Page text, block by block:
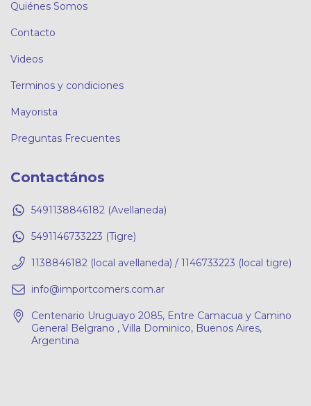
Quiénes Somos
Contacto
Videos
Terminos y condiciones
Mayorista
Preguntas Frecuentes
Contactános
5491138846182 (Avellaneda)
5491146733223 (Tigre)
1138846182 (local avellaneda) / 1146733223 (local tigre)
info@importcomers.com.ar
Centenario Uruguayo 2085, Entre Camacua y Camino
General Belgrano , Villa Dominico, Buenos Aires,
Argentina